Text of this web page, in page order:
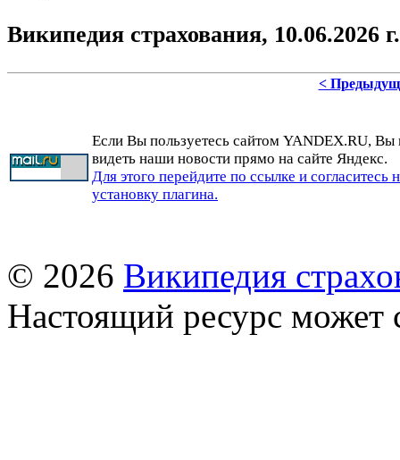
Википедия страхования, 10.06.2026 г.
<
Если Вы пользуетесь сайтом YANDEX.RU, Вы
видеть наши новости прямо на сайте Яндекс.
Для этого перейдите по ссылке и согласитесь
установку плагина.
© 2026 Википедия
Настоящий ресурс может